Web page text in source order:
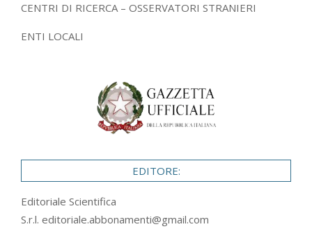
CENTRI DI RICERCA – OSSERVATORI STRANIERI
ENTI LOCALI
EDITORE:
Editoriale Scientifica
S.r.l. editoriale.abbonamenti@gmail.com